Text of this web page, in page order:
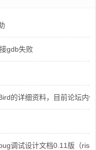
gdb失败
的详细资料，目前论坛内
调试设计文档0.11版（